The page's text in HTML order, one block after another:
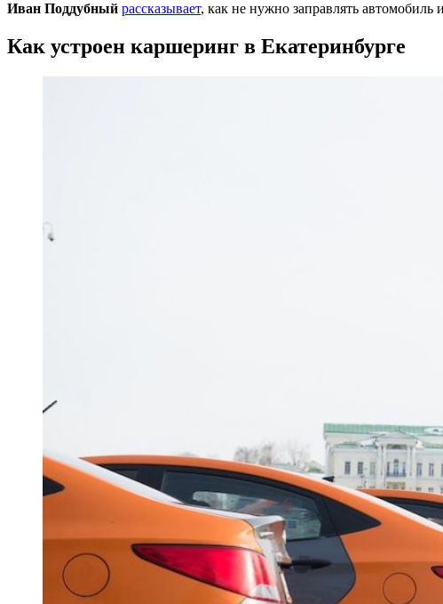
Иван Поддубный рассказывает, как не нужно заправлять
Как устроен каршеринг в Екатеринбурге